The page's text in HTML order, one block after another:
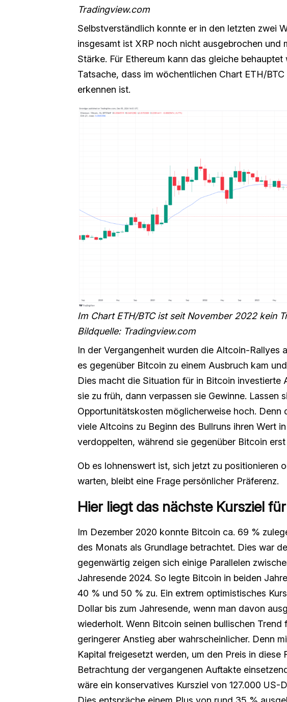
Tradingview.com
Selbstverständlich konnte er in den letzten zwei
insgesamt ist XRP noch nicht ausgebrochen und
Stärke. Für Ethereum kann das gleiche
Tatsache, dass im wöchentlichen Chart ETH/
erkennen ist.
Im Chart ETH/BTC ist seit November 2022 kein
Bildquelle: Tradingview.com
In der Vergangenheit wurden die Altcoin-Rallyes
es gegenüber Bitcoin zu einem Ausbruch kam
Dies macht die Situation für in Bitcoin investierte
sie zu früh, dann verpassen sie Gewinne. Lassen
Opportunitätskosten möglicherweise hoch. Denn
viele Altcoins zu Beginn des Bullruns ihren Wert
verdoppelten, während sie gegenüber Bitcoin
Ob es lohnenswert ist, sich jetzt zu positionieren
warten, bleibt eine Frage persönlicher Präferenz.
Hier liegt das nächste Kursziel
Im Dezember 2020 konnte Bitcoin ca. 69 %
des Monats als Grundlage betrachtet. Dies war
gegenwärtig zeigen sich einige Parallelen
Jahresende 2024. So legte Bitcoin in beiden
40 % und 50 % zu. Ein extrem optimistisches
Dollar bis zum Jahresende, wenn man davon
wiederholt. Wenn Bitcoin seinen bullischen
geringerer Anstieg aber wahrscheinlicher. Denn
Kapital freigesetzt werden, um den Preis in diese
Betrachtung der vergangenen Auftakte
wäre ein konservatives Kursziel von 127.000 US-